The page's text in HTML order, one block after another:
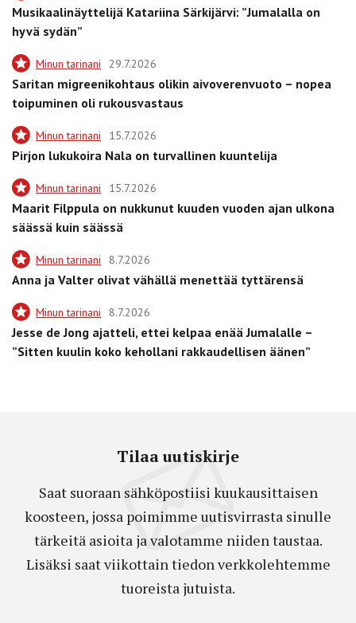
Musikaalinäyttelijä Katariina Särkijärvi: ”Jumalalla on
hyvä sydän”
Minun tarinani 29.7.2026
Saritan migreenikohtaus olikin aivoverenvuoto – nopea
toipuminen oli rukousvastaus
Minun tarinani 15.7.2026
Pirjon lukukoira Nala on turvallinen kuuntelija
Minun tarinani 15.7.2026
Maarit Filppula on nukkunut kuuden vuoden ajan ulkona
säässä kuin säässä
Minun tarinani 8.7.2026
Anna ja Valter olivat vähällä menettää tyttärensä
Minun tarinani 8.7.2026
Jesse de Jong ajatteli, ettei kelpaa enää Jumalalle –
”Sitten kuulin koko kehollani rakkaudellisen äänen”
Tilaa uutiskirje
Saat suoraan sähköpostiisi kuukausittaisen
koosteen, jossa poimimme uutisvirrasta sinulle
tärkeitä asioita ja valotamme niiden taustaa.
Lisäksi saat viikottain tiedon verkkolehtemme
tuoreista jutuista.